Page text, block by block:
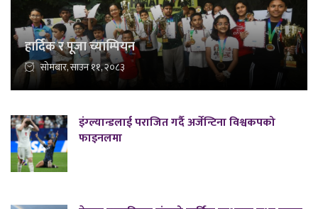
हार्दिक र पूजा च्याम्पियन
सोमबार, साउन ११, २०८३
इंग्ल्यान्डलाई पराजित गर्दै अर्जेन्टिना विश्वकपको
फाइनलमा